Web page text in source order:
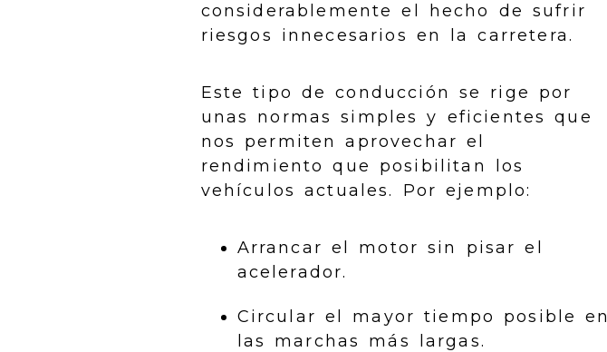
considerablemente el hecho de sufrir
riesgos innecesarios en la carretera.
Este tipo de conducción se rige por
unas normas simples y eficientes que
nos permiten aprovechar el
rendimiento que posibilitan los
vehículos actuales. Por ejemplo:
Arrancar el motor sin pisar el
acelerador.
Circular el mayor tiempo posible en
las marchas más largas.